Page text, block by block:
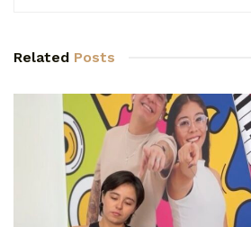
Related Posts